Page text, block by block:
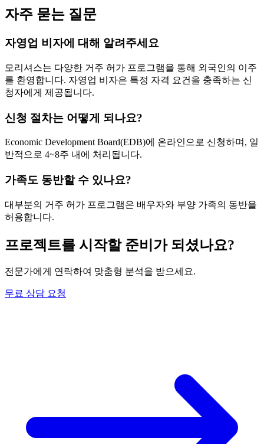
자주 묻는 질문
자영업 비자에 대해 알려주세요
모리셔스는 다양한 거주 허가 프로그램을 통해 외국인의 이주
를 환영합니다. 자영업 비자은 특정 자격 요건을 충족하는 신
청자에게 제공됩니다.
신청 절차는 어떻게 되나요?
Economic Development Board(EDB)에 온라인으로 신청하며, 일
반적으로 4~8주 내에 처리됩니다.
가족도 동반할 수 있나요?
대부분의 거주 허가 프로그램은 배우자와 부양 가족의 동반을
허용합니다.
프로젝트를 시작할 준비가 되셨나요?
전문가에게 연락하여 맞춤형 분석을 받으세요.
무료 상담 요청